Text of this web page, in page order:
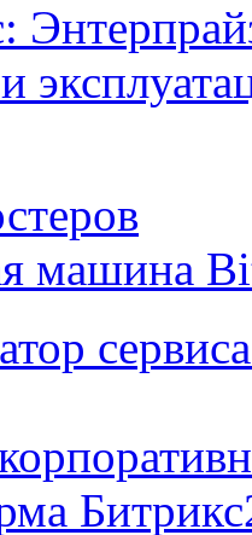
машина